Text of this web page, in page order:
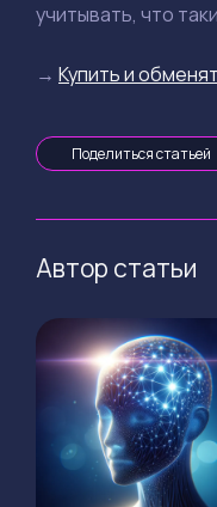
учитывать, что
→ Купить и
Поделиться статьей
Автор статьи